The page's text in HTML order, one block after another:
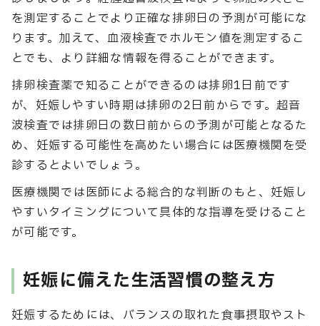
を測定することでより正確な排卵日の予測が可能にな
ります。加えて、血液検査でホルモン値を測定するこ
とでも、より詳細な情報を得ることができます。
排卵検査薬で知ることができるのは排卵1日前です
が、妊娠しやすい時期は排卵の2日前からです。超音
波検査では排卵日の数日前からの予測が可能となるた
め、妊娠する可能性を高めたい場合には医療機関を受
診するとよいでしょう。
医療機関では医師による総合的な判断のもと、妊娠し
やすいタイミングについて具体的な指導を受けること
が可能です。
妊娠に備えた生活習慣の整え方
妊娠するためには、バランスの取れた食事摂取やスト